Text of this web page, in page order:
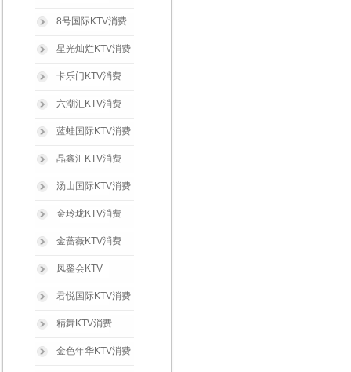
8号国际KTV消费
星光灿烂KTV消费
卡乐门KTV消费
六潮汇KTV消费
蓝蛙国际KTV消费
晶鑫汇KTV消费
汤山国际KTV消费
金玲珑KTV消费
金蔷薇KTV消费
凤銮会KTV
君悦国际KTV消费
精舞KTV消费
金色年华KTV消费